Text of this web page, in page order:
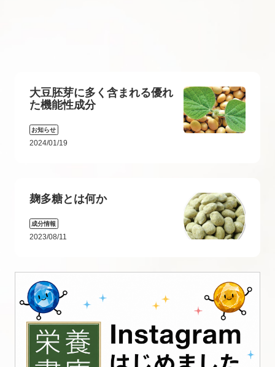
大豆胚芽に多く含まれる優れ
た機能性成分
お知らせ
2024/01/19
麹多糖とは何か
成分情報
2023/08/11